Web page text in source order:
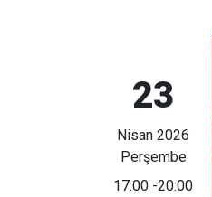
23
Nisan 2026
Perşembe
17:00 -20:00